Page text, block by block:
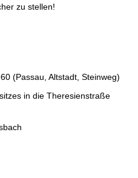
zu stellen!
(Passau, Altstadt, Steinweg)
in die Theresienstraße